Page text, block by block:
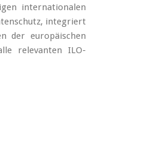
internationalen
integriert
der europäischen
relevanten ILO-